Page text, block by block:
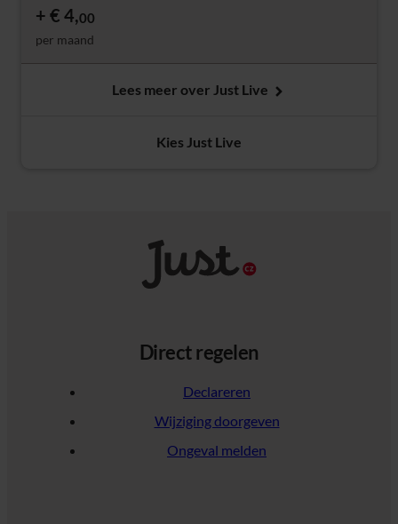
€ 4,00
per maand
Lees meer over Just Live
Kies Just Live
Direct regelen
Declareren
Wijziging doorgeven
Ongeval melden